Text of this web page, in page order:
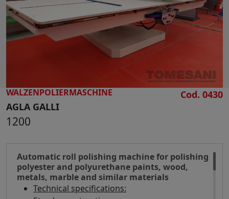
WALZENPOLIERMASCHINE
AGLA GALLI
1200
Cod. 0430
Automatic roll polishing machine for polishing
polyester and polyurethane paints, wood,
metals, marble and similar materials
Technical specifications: